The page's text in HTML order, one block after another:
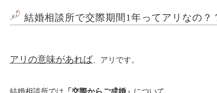
結婚相談所で交際期間1年ってアリなの？
アリの意味があれば 、アリです。
結婚相談所では 「交際からご成婚」 について、